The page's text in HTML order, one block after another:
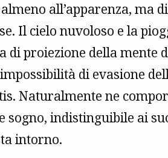
all’apparenza, ma
Il cielo nuvoloso e la
di proiezione della mente
di evasione
Naturalmente ne
sogno, indistinguibile ai
intorno.